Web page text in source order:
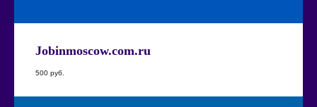
Jobinmoscow.com.ru
500 руб.